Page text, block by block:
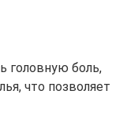
головную боль,
что позволяет